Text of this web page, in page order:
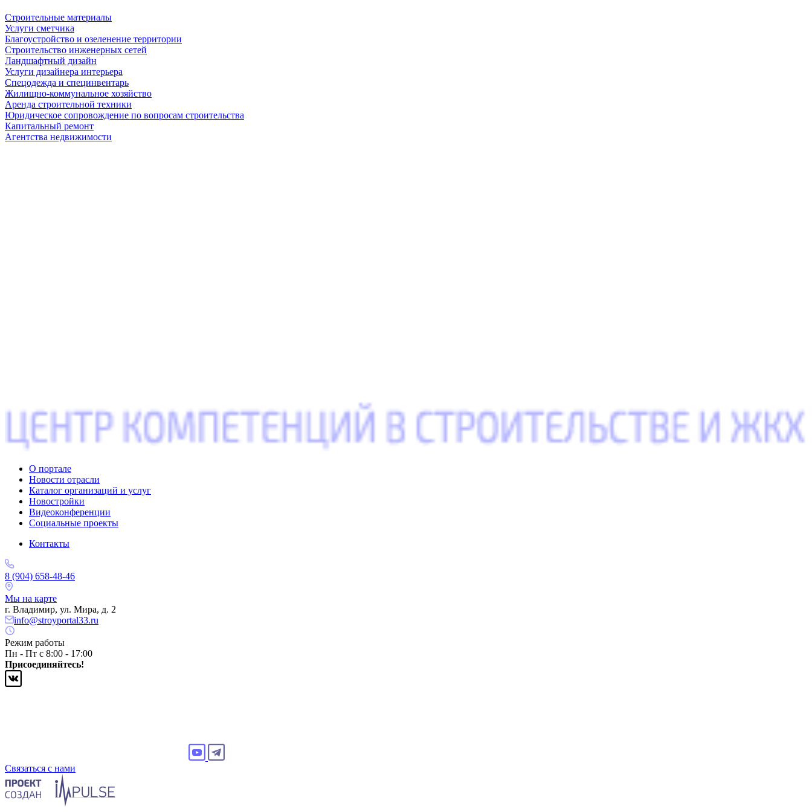
Строительные материалы
Услуги сметчика
Благоустройство и озеленение территории
Строительство инженерных сетей
Ландшафтный дизайн
Услуги дизайнера интерьера
Спецодежда и специнвентарь
Жилищно-коммунальное хозяйство
Аренда строительной техники
Юридическое сопровождение по вопросам строительства
Капитальный ремонт
Агентства недвижимости
О портале
Новости отрасли
Каталог организаций и услуг
Новостройки
Видеоконференции
Социальные проекты
Контакты
8 (904) 658-48-46
Мы на карте
г. Владимир, ул. Мира, д. 2
info@stroyportal33.ru
Режим работы
Пн - Пт с 8:00 - 17:00
Присоединяйтесь!
Связаться с нами